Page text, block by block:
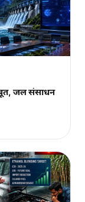
जल संसाधन